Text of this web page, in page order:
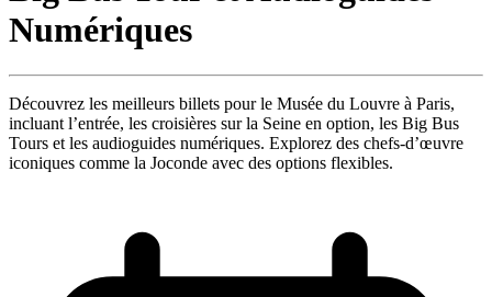
Numériques
Découvrez les meilleurs billets pour le Musée du Louvre à Paris,
incluant l’entrée, les croisières sur la Seine en option, les Big Bus
Tours et les audioguides numériques. Explorez des chefs-d’œuvre
iconiques comme la Joconde avec des options flexibles.